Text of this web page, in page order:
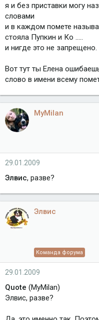
я и без приставки могу
словами
и в каждом помете
стояла Пупкин и Ко .....
и нигде это не запрещено.
Вот тут ты Елена
слово в имени всему
MyMilan
29.01.2009
Элвис, разве?
Элвис
Команда форума
29.01.2009
Quote (MyMilan)
Элвис, разве?